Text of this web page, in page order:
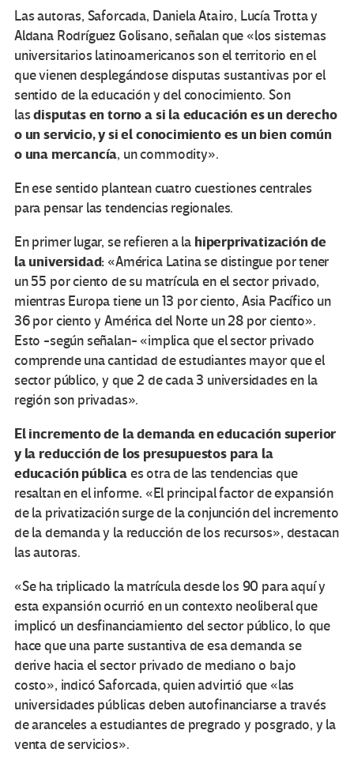
Las autoras, Saforcada, Daniela Atairo, Lucía Trotta y
Aldana Rodríguez Golisano, señalan que «los sistemas
universitarios latinoamericanos son el territorio en el
que vienen desplegándose disputas sustantivas por el
sentido de la educación y del conocimiento. Son
lasdisputas en torno a si la educación es un derecho
o un servicio, y si el conocimiento es un bien común
o una mercancía, un commodity».
En ese sentido plantean cuatro cuestiones centrales
para pensar las tendencias regionales.
En primer lugar, se refieren a la hiperprivatización de
la universidad: «América Latina se distingue por tener
un 55 por ciento de su matrícula en el sector privado,
mientras Europa tiene un 13 por ciento, Asia Pacífico un
36 por ciento y América del Norte un 28 por ciento».
Esto -según señalan- «implica que el sector privado
comprende una cantidad de estudiantes mayor que el
sector público, y que 2 de cada 3 universidades en la
región son privadas».
El incremento de la demanda en educación superior
y la reducción de los presupuestos para la
educación públicaes otra de las tendencias que
resaltan en el informe. «El principal factor de expansión
de la privatización surge de la conjunción del incremento
de la demanda y la reducción de los recursos», destacan
las autoras.
«Se ha triplicado la matrícula desde los 90 para aquí y
esta expansión ocurrió en un contexto neoliberal que
implicó un desfinanciamiento del sector público, lo que
hace que una parte sustantiva de esa demanda se
derive hacia el sector privado de mediano o bajo
costo», indicó Saforcada, quien advirtió que «las
universidades públicas deben autofinanciarse a través
de aranceles a estudiantes de pregrado y posgrado, y la
venta de servicios».